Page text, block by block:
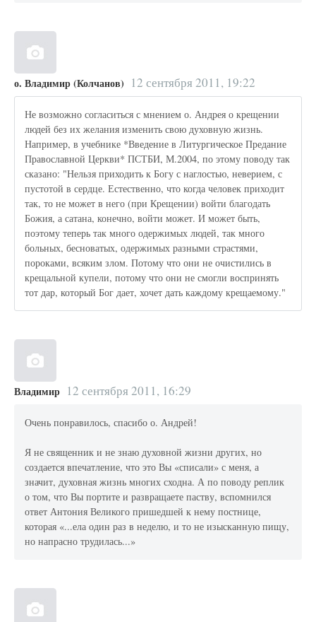
о. Владимир (Колчанов) 12 сентября 2011, 19:22
Не возможно согласиться с мнением о. Андрея о крещении
людей без их желания изменить свою духовную жизнь.
Например, в учебнике *Введение в Литургическое Предание
Православной Церкви* ПСТБИ, М.2004, по этому поводу так
сказано: "Нельзя приходить к Богу с наглостью, неверием, с
пустотой в сердце. Естественно, что когда человек приходит
так, то не может в него (при Крещении) войти благодать
Божия, а сатана, конечно, войти может. И может быть,
поэтому теперь так много одержимых людей, так много
больных, бесноватых, одержимых разными страстями,
пороками, всяким злом. Потому что они не очистились в
крещальной купели, потому что они не смогли воспринять
тот дар, который Бог дает, хочет дать каждому крещаемому."
Владимир 12 сентября 2011, 16:29
Очень понравилось, спасибо о. Андрей!
Я не священник и не знаю духовной жизни других, но
создается впечатление, что это Вы «списали» с меня, а
значит, духовная жизнь многих сходна. А по поводу реплик
о том, что Вы портите и развращаете паству, вспомнился
ответ Антония Великого пришедшей к нему постнице,
которая «...ела один раз в неделю, и то не изысканную пищу,
но напрасно трудилась...»